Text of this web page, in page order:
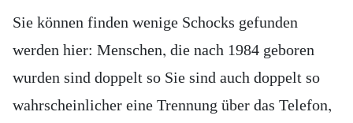
Sie können finden wenige Schocks gefunden
werden hier: Menschen, die nach 1984 geboren
wurden sind doppelt so Sie sind auch doppelt so
wahrscheinlicher eine Trennung über das Telefon,